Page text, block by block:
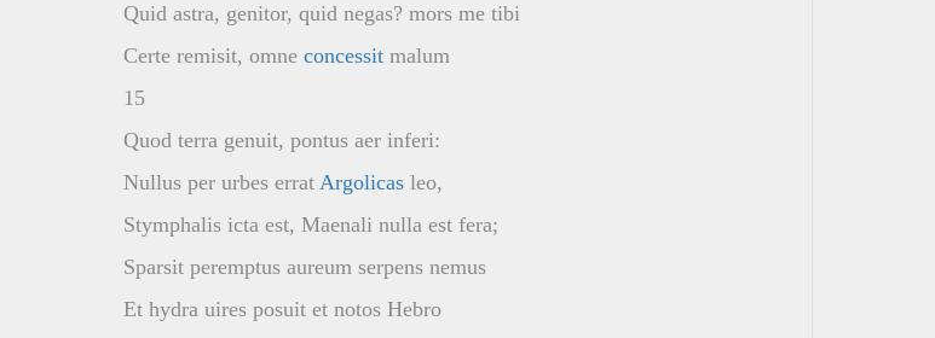
Quid astra, genitor, quid negas? mors me tibi
Certe remisit, omne concessit malum
15
Quod terra genuit, pontus aer inferi:
Nullus per urbes errat Argolicas leo,
Stymphalis icta est, Maenali nulla est fera;
Sparsit peremptus aureum serpens nemus
Et hydra uires posuit et notos Hebro